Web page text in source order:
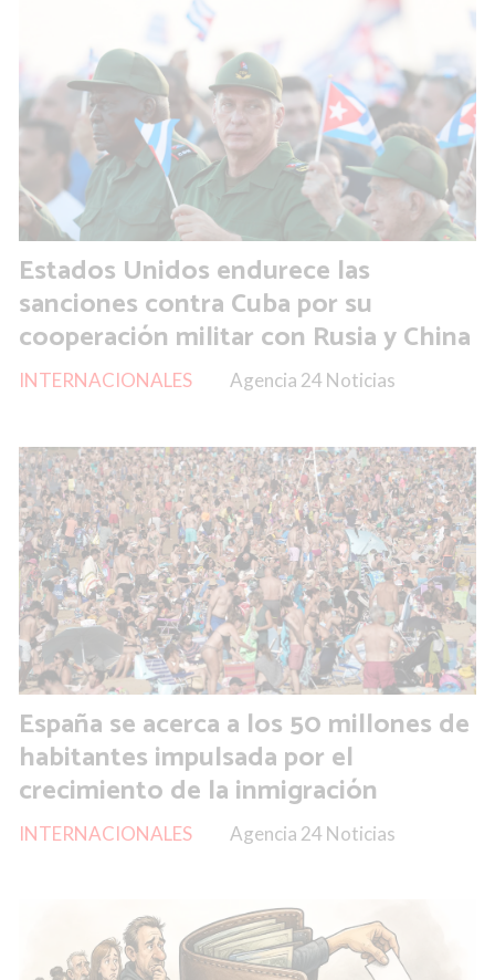
Estados Unidos endurece las
sanciones contra Cuba por su
cooperación militar con Rusia y China
Agencia 24 Noticias
INTERNACIONALES
España se acerca a los 50 millones de
habitantes impulsada por el
crecimiento de la inmigración
Agencia 24 Noticias
INTERNACIONALES